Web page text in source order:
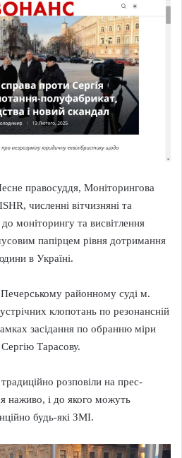
правосуддя, Моніторингова
численні вітчизняні та
моніторингу та висвітлення
папірцем рівня дотримання
в Україні.
районному суді м.
клопотань по резонансній
засідання по обранню міри
Тарасову.
розповіли на прес-
наживо, і до якого можуть
будь-які ЗМІ.